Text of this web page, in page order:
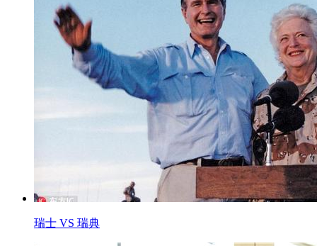
瑞士 VS 瑞典